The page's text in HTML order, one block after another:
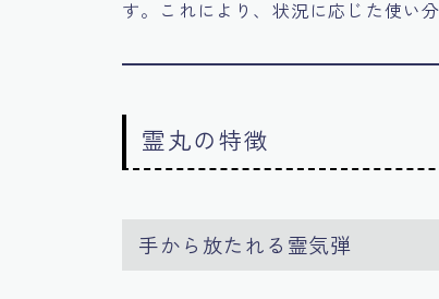
す。これにより、状況に応じた使い
霊丸の特徴
手から放たれる霊気弾